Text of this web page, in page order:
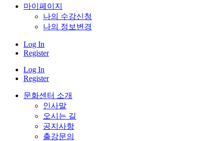
마이페이지
나의 수강신청
나의 정보변경
Log In
Register
Log In
Register
문화센터 소개
인사말
오시는 길
공지사항
출강문의